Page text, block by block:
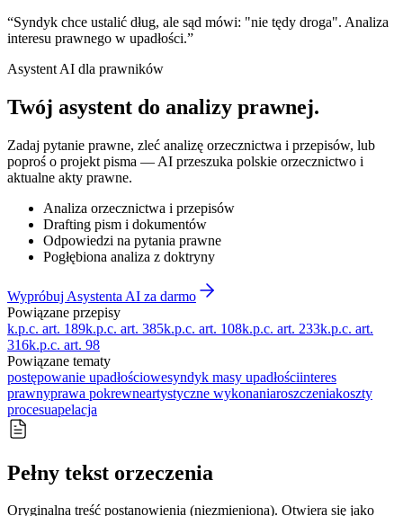
“Syndyk chce ustalić dług, ale sąd mówi: "nie tędy droga". Analiza
interesu prawnego w upadłości.”
Asystent AI dla prawników
Twój asystent do analizy prawnej.
Zadaj pytanie prawne, zleć analizę orzecznictwa i przepisów, lub
poproś o projekt pisma — AI przeszuka polskie orzecznictwo i
aktualne akty prawne.
Analiza orzecznictwa i przepisów
Drafting pism i dokumentów
Odpowiedzi na pytania prawne
Pogłębiona analiza z doktryny
Wypróbuj Asystenta AI za darmo
Powiązane przepisy
k.p.c. art. 189k.p.c. art. 385k.p.c. art. 108k.p.c. art. 233k.p.c. art.
316k.p.c. art. 98
Powiązane tematy
postępowanie upadłościowesyndyk masy upadłościinteres
prawnyprawa pokrewneartystyczne wykonaniaroszczeniakoszty
procesuapelacja
Pełny tekst orzeczenia
Oryginalna treść postanowienia (niezmieniona). Otwiera się jako